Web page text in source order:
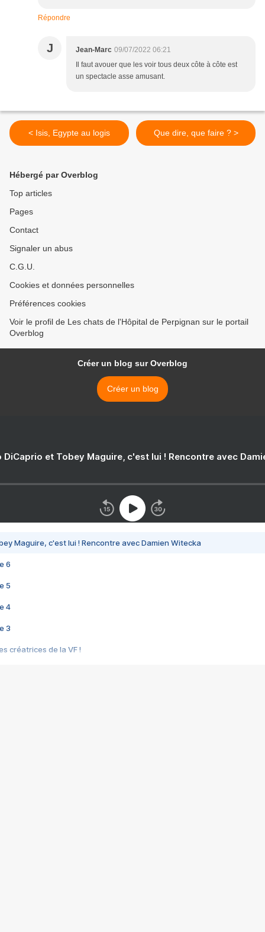
Répondre
J Jean-Marc 09/07/2022 06:21
Il faut avouer que les voir tous deux côte à côte est
un spectacle asse amusant.
< Isis, Egypte au logis Que dire, que faire ? >
Hébergé par Overblog
Top articles
Pages
Contact
Signaler un abus
C.G.U.
Cookies et données personnelles
Préférences cookies
Voir le profil de Les chats de l'Hôpital de Perpignan sur le portail
Overblog
Créer un blog sur Overblog
Créer un blog
DiCaprio et Tobey Maguire, c'est lui ! Rencontre avec
Maguire, c'est lui ! Rencontre avec Damien Witecka
6
5
4
3
créatrices de la VF !